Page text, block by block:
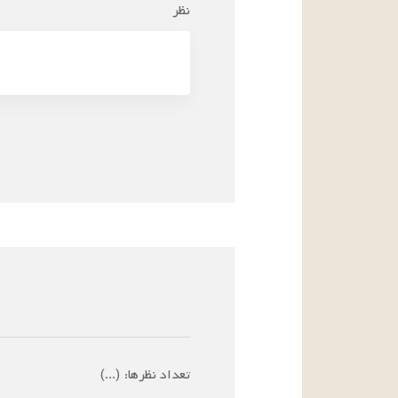
نظر
تعداد نظرها: (
...
)